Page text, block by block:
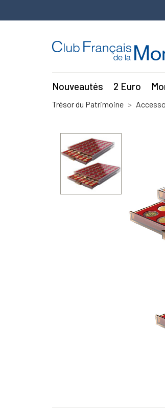
Nouveautés 2 Euro
Trésor du Patrimoine